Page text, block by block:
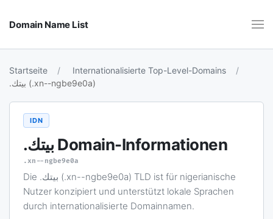
Domain Name List
Startseite
Internationalisierte Top-Level-Domains
.بيتك (.xn--ngbe9e0a)
IDN
.بيتك Domain-Informationen
.xn--ngbe9e0a
Die .بيتك (.xn--ngbe9e0a) TLD ist für nigerianische
Nutzer konzipiert und unterstützt lokale Sprachen
durch internationalisierte Domainnamen.